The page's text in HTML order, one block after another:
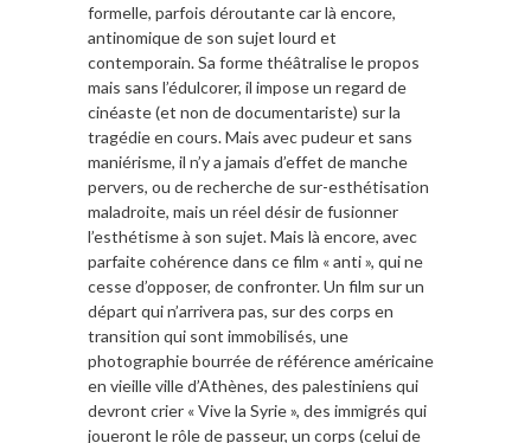
formelle, parfois déroutante car là encore,
antinomique de son sujet lourd et
contemporain. Sa forme théâtralise le propos
mais sans l’édulcorer, il impose un regard de
cinéaste (et non de documentariste) sur la
tragédie en cours. Mais avec pudeur et sans
maniérisme, il n’y a jamais d’effet de manche
pervers, ou de recherche de sur-esthétisation
maladroite, mais un réel désir de fusionner
l’esthétisme à son sujet. Mais là encore, avec
parfaite cohérence dans ce film « anti », qui ne
cesse d’opposer, de confronter. Un film sur un
départ qui n’arrivera pas, sur des corps en
transition qui sont immobilisés, une
photographie bourrée de référence américaine
en vieille ville d’Athènes, des palestiniens qui
devront crier « Vive la Syrie », des immigrés qui
joueront le rôle de passeur, un corps (celui de